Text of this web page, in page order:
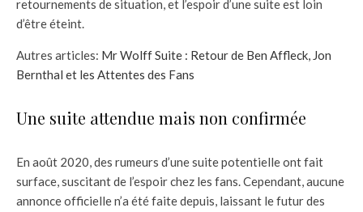
retournements de situation, et l’espoir d’une suite est loin
d’être éteint.
Autres articles: Mr Wolff Suite : Retour de Ben Affleck, Jon
Bernthal et les Attentes des Fans
Une suite attendue mais non confirmée
En août 2020, des rumeurs d’une suite potentielle ont fait
surface, suscitant de l’espoir chez les fans. Cependant, aucune
annonce officielle n’a été faite depuis, laissant le futur des